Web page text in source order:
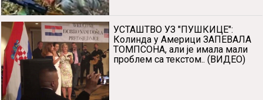
УСТАШТВО УЗ "ПУШКИЦЕ":
Колинда у Америци ЗАПЕВАЛА
ТОМПСОНА, али је имала мали
проблем са текстом.. (ВИДЕО)